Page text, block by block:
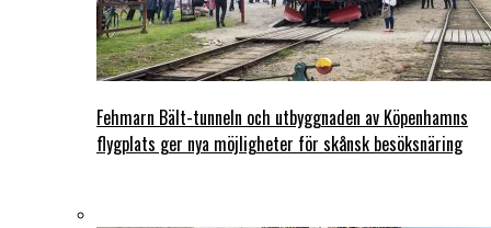
Fehmarn Bält-tunneln och utbyggnaden av Köpenhamns
flygplats ger nya möjligheter för skånsk besöksnäring